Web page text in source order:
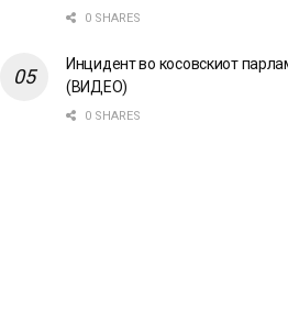
0 SHARES
Инцидент во косовскиот
(ВИДЕО)
0 SHARES